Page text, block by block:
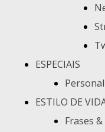
ESPECIAIS
ESTILO DE
Frases